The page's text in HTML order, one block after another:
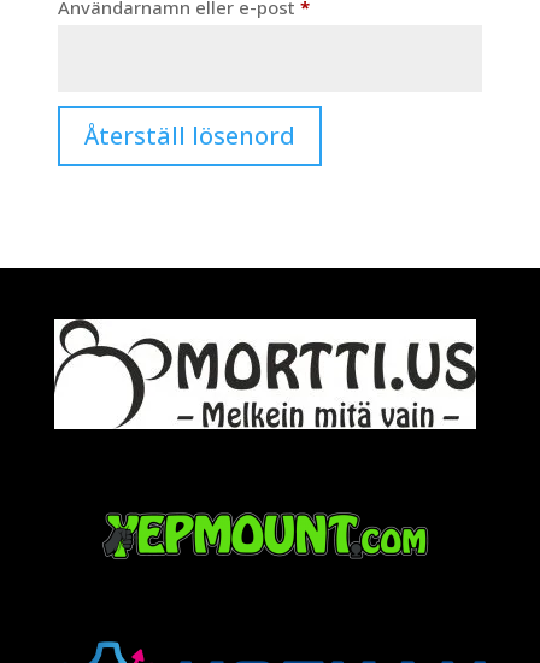
Användarnamn eller e-post *
Återställ lösenord